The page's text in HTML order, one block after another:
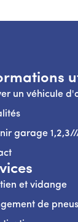
un véhicule
garage
et vidange
de pneus